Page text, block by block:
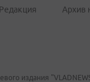
Редакция
Архив
издания